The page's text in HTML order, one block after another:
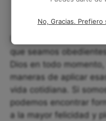
Deuteronomio 6:1 nos
que seamos
Dios en todo
maneras de aplicar
vida cotidiana. Si
podemos encontrar
a la mayor felicidad y
No, Gracias.